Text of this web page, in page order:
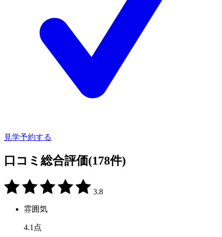
見学予約する
口コミ総合評価(178件)
3.8
雰囲気
4.1 点